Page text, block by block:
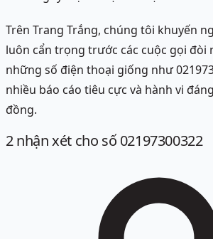
Trên Trang Trắng, chúng tôi khuyến
luôn cẩn trọng trước các cuộc gọi đòi
những số điện thoại giống như
nhiều báo cáo tiêu cực và hành vi
đồng.
2nhận xét cho số 02197300322